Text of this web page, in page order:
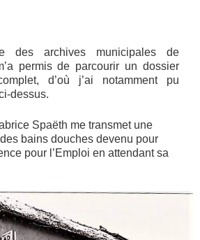
des archives municipales de
permis de parcourir un dossier
d’où j’ai notamment pu
dessus.
Spaëth me transmet une
bains douches devenu pour
pour l’Emploi en attendant sa